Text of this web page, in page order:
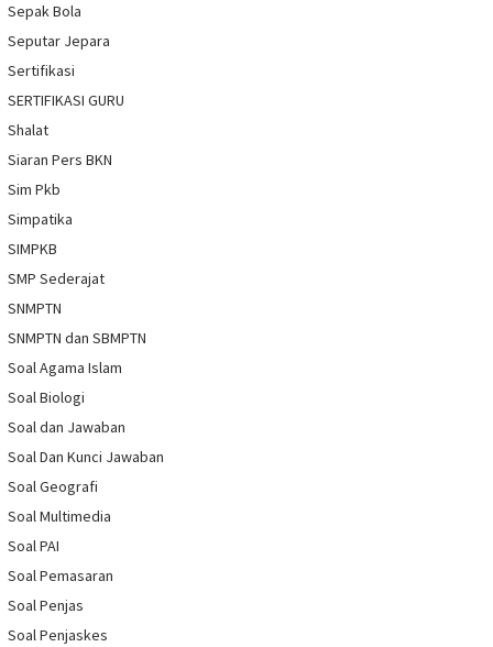
Sepak Bola
Seputar Jepara
Sertifikasi
SERTIFIKASI GURU
Shalat
Siaran Pers BKN
Sim Pkb
Simpatika
SIMPKB
SMP Sederajat
SNMPTN
SNMPTN dan SBMPTN
Soal Agama Islam
Soal Biologi
Soal dan Jawaban
Soal Dan Kunci Jawaban
Soal Geografi
Soal Multimedia
Soal PAI
Soal Pemasaran
Soal Penjas
Soal Penjaskes